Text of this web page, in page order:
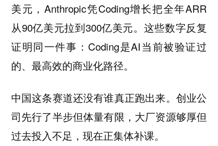
美元，Anthropic凭Coding增长把全年ARR
从90亿美元拉到300亿美元。这些数字反复
证明同一件事：Coding是AI当前被验证过
的、最高效的商业化路径。
中国这条赛道还没有谁真正跑出来。创业公
司先行了半步但体量有限，大厂资源够厚但
过去投入不足，现在正集体补课。